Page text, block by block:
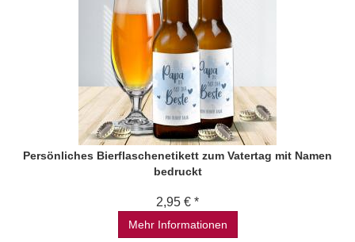
Persönliches Bierflaschenetikett zum Vatertag mit Namen
bedruckt
2,95 € *
Mehr Informationen